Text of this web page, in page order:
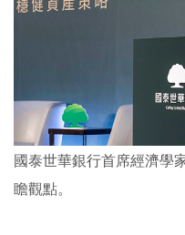
國泰世華銀行首席經濟學
瞻觀點。